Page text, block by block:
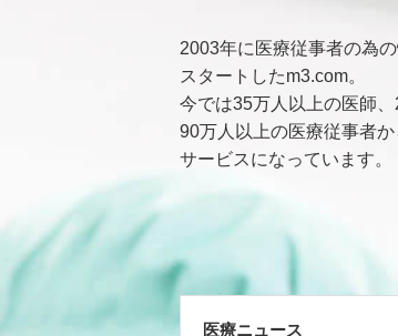
2003年に医療従事者の為
スタートしたm3.com。
今では35万人以上の医師
90万人以上の医療従事者
サービスになっています。
医療ニュース